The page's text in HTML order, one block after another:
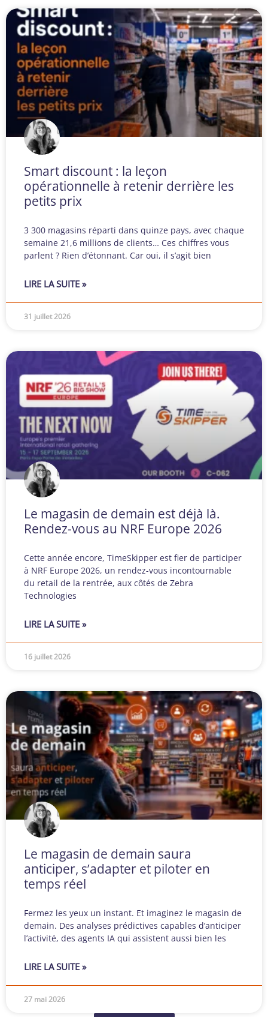
Smart discount : la leçon
opérationnelle à retenir derrière les
petits prix
3 300 magasins réparti dans quinze pays, avec chaque
semaine 21,6 millions de clients… Ces chiffres vous
parlent ? Rien d’étonnant. Car oui, il s’agit bien
LIRE LA SUITE »
31 juillet 2026
Le magasin de demain est déjà là.
Rendez-vous au NRF Europe 2026
Cette année encore, TimeSkipper est fier de participer
à NRF Europe 2026, un rendez-vous incontournable
du retail de la rentrée, aux côtés de Zebra
Technologies
LIRE LA SUITE »
16 juillet 2026
Le magasin de demain saura
anticiper, s’adapter et piloter en
temps réel
Fermez les yeux un instant. Et imaginez le magasin de
demain. Des analyses prédictives capables d’anticiper
l’activité, des agents IA qui assistent aussi bien les
LIRE LA SUITE »
27 mai 2026